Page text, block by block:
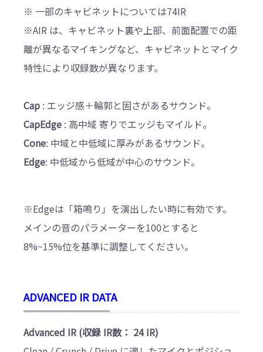
※ 一部のキャビネットについては74IR
※AIR は、キャビネット裏や上部、前面配置での距
離が異なるマイキングなど、キャビネットとマイク
特性により収録数が異なります。
Cap : エッジ感＋輪郭と固さがあるサウンド。
CapEdge : 高中域 寄りでエッジもマイルド。
Cone: 中域と中低域に厚みがあるサウンド。
Edge: 中低域から低域が中心のサウンド。
※Edgeは「箱鳴り」を演出したい時に有効です。
メインの音のパラメーターを100とすると
8%~15%位を基準に調整してください。
ADVANCED IR DATA
Advanced IR (収録 IR数： 24 IR)